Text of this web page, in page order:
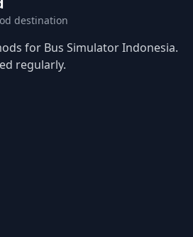
destination
for Bus Simulator Indonesia.
regularly.